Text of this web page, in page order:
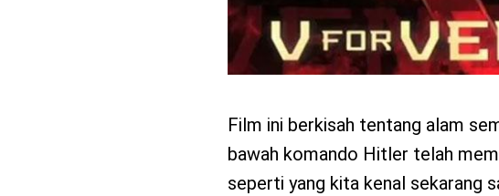
Film ini berkisah tentang alam
bawah komando Hitler telah
seperti yang kita kenal sekarang